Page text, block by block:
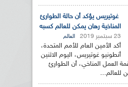
غوتيريس يؤكد أن حالة الطوارئ
المناخية رهان يمكن للعالم كسبه
23 سبتمبر 2019 العالم
أكد الأمين العام للأمم المتحدة،
أنطونيو غوتيريس، اليوم الاثنين
العمل المناخي، أن الطوارئ
للعالم...